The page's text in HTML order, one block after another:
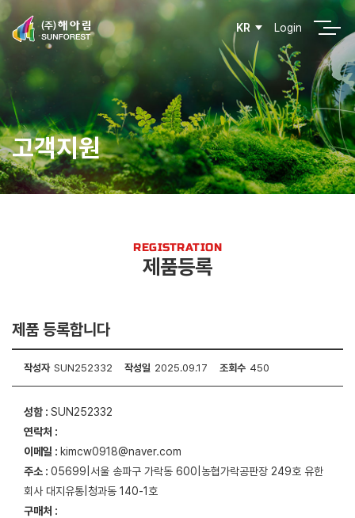
KR Login
고객지원
REGISTRATION
제품등록
제품 등록합니다
작성자 SUN252332 작성일 2025.09.17 조회수 450
성함 : SUN252332
연락처 :
이메일 : kimcw0918@naver.com
주소 : 05699|서울 송파구 가락동 600|농협가락공판장 249호 유한
회사 대지유통|청과동 140-1호
구매처 :